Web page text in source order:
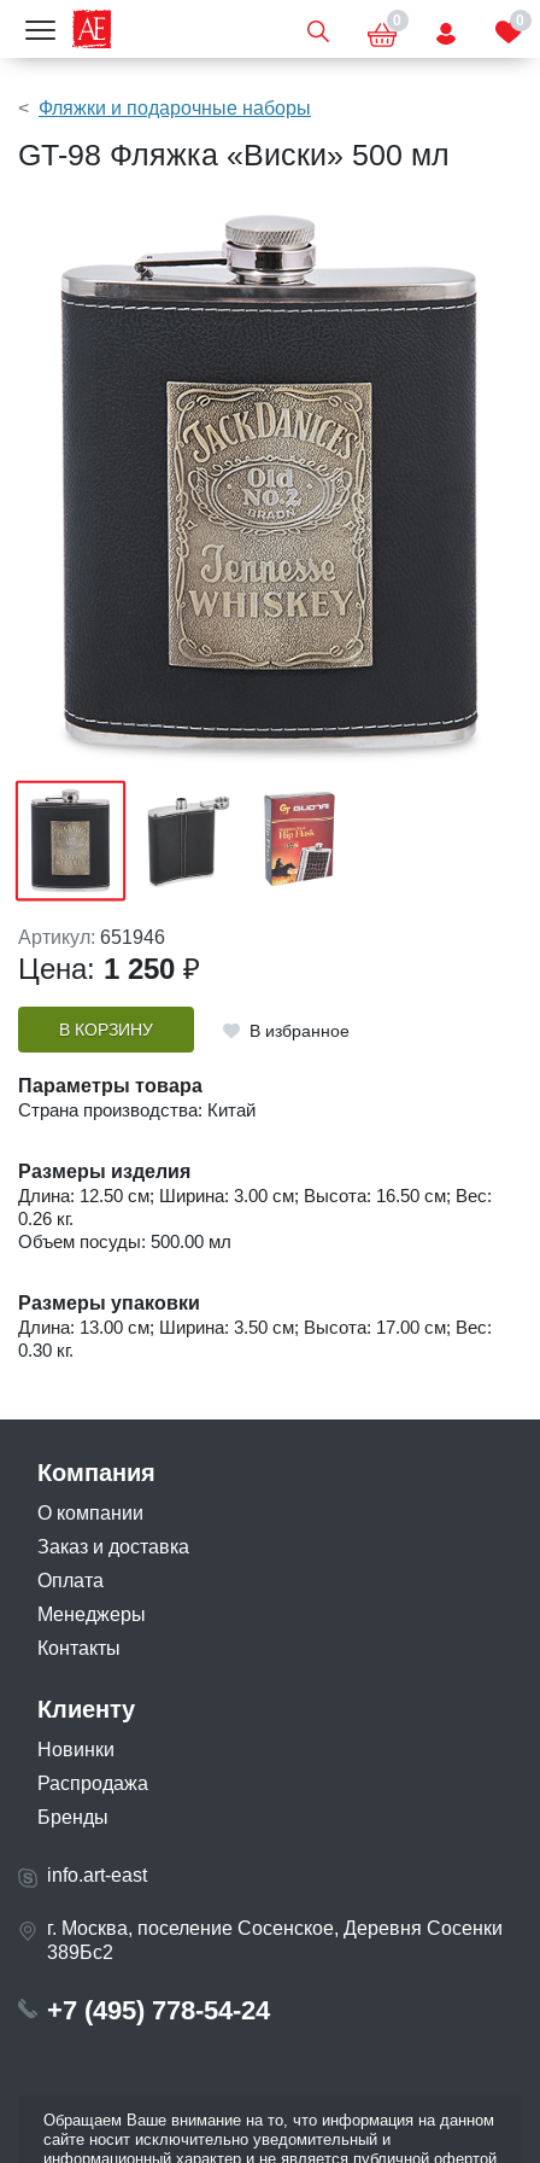
Показать меню 0 0
Фляжки и подарочные наборы
GT-98 Фляжка «Виски» 500 мл
Артикул: 651946
Цена: 1 250 ₽
В КОРЗИНУ В избранное
Параметры товара
Страна производства: Китай
Размеры изделия
Длина: 12.50 см; Ширина: 3.00 см; Высота: 16.50 см; Вес:
0.26 кг.
Объем посуды: 500.00 мл
Размеры упаковки
Длина: 13.00 см; Ширина: 3.50 см; Высота: 17.00 см; Вес:
0.30 кг.
Компания
О компании
Заказ и доставка
Оплата
Менеджеры
Контакты
Клиенту
Новинки
Распродажа
Бренды
info.art-east
г. Москва, поселение Сосенское, Деревня Сосенки
389Бс2
+7 (495) 778-54-24
Обращаем Ваше внимание на то, что информация на данном
сайте носит исключительно уведомительный и
информационный характер и не является публичной офертой